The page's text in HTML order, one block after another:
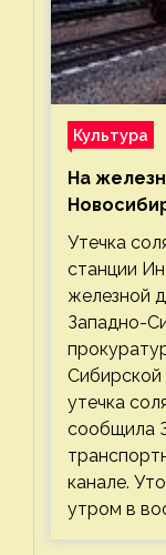
Культура
На
соляной
Утечка
станции
железной
Западно-
Сибирской
утечка
сообщила
канале.
утром в